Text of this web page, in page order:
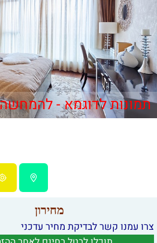
תמונות לדוגמא -
מחירון
צרו עמנו קשר לבדיקת מחיר עדכני